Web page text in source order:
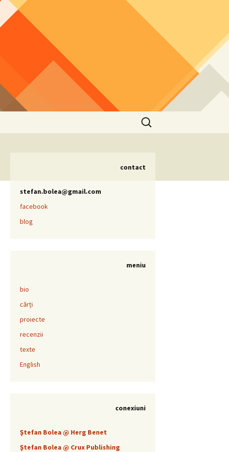
Caută
după:
contact
stefan.bolea@gmail.com
facebook
blog
meniu
bio
cărți
proiecte
recenzii
texte
English
conexiuni
Ştefan Bolea @ Herg Benet
Ştefan Bolea @ Crux Publishing